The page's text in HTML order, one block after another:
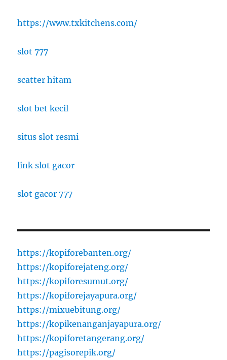
https://www.txkitchens.com/
slot 777
scatter hitam
slot bet kecil
situs slot resmi
link slot gacor
slot gacor 777
https://kopiforebanten.org/
https://kopiforejateng.org/
https://kopiforesumut.org/
https://kopiforejayapura.org/
https://mixuebitung.org/
https://kopikenanganjayapura.org/
https://kopiforetangerang.org/
https://pagisorepik.org/